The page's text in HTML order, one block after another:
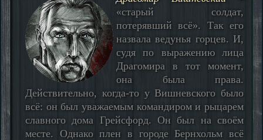
«старый солдат,
потерявший всё». Так его
назвала ведунья горцев. И,
судя по выражению лица
Драгомира в тот момент,
она была права.
Действительно, когда-то у Вишневского было
всё: он был уважаемым командиром и рыцарем
славного дома Грейсфорд. Он был на своём
месте. Однако плен в городе Бернхольм всё